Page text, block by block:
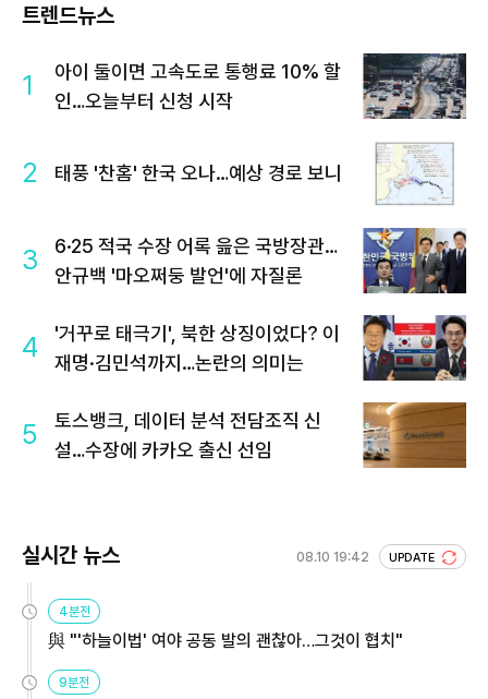
트렌드뉴스
1
아이 둘이면 고속도로 통행료 10% 할
인…오늘부터 신청 시작
2 태풍 '찬홈' 한국 오나…예상 경로 보니
3
6·25 적국 수장 어록 읊은 국방장관…
안규백 '마오쩌둥 발언'에 자질론
4
'거꾸로 태극기', 북한 상징이었다? 이
재명·김민석까지…논란의 의미는
5
토스뱅크, 데이터 분석 전담조직 신
설…수장에 카카오 출신 선임
실시간 뉴스 08.10 19:42 UPDATE
4분전
與 "'하늘이법' 여야 공동 발의 괜찮아…그것이 협치"
9분전